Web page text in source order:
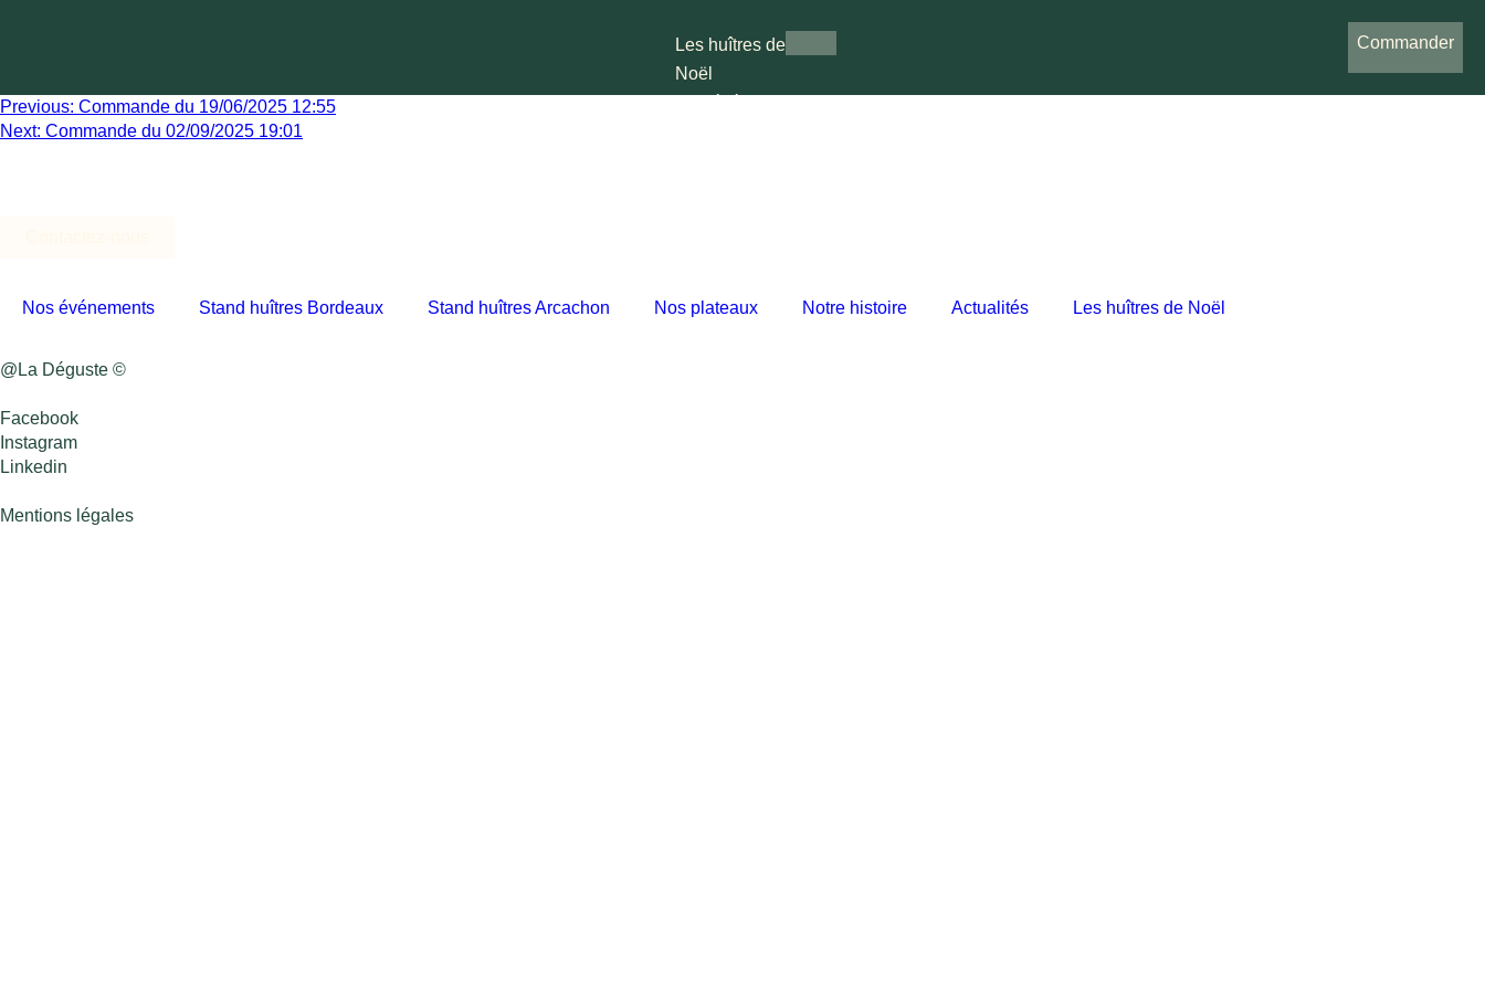
Les huîtres de
Noël
Commander
Previous: Commande du 19/06/2025 12:55
Next: Commande du 02/09/2025 19:01
Nos événements Stand huîtres Bordeaux Stand huîtres Arcachon Nos plateaux Notre histoire Actualités Les huîtres de Noël
@La Déguste ©
Facebook
Instagram
Linkedin
Mentions légales